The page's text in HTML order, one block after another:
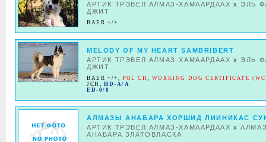
АРТИК ТРЭВЕЛ АЛМАЗ-ХАМААРДААХ x ЭЛЬ
ДЖИТ
BAER +/+
MELODY OF MY HEART SAMBRIBERT
АРТИК ТРЭВЕЛ АЛМАЗ-ХАМААРДААХ x ЭЛЬ
ДЖИТ
BAER +/+ ,POL CH , WORKING DOG CERTIFICATE
JCH ,HD-A/A
ED-0/0
АЛМАЗЫ АНАБАРА ХОРШИД ЛИИНИКАС
АРТИК ТРЭВЕЛ АЛМАЗ-ХАМААРДААХ x
АНАБАРА ЗЛАТОВЛАСКА